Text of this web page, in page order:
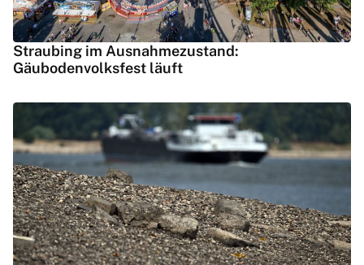
Straubing im Ausnahmezustand:
Gäubodenvolksfest läuft